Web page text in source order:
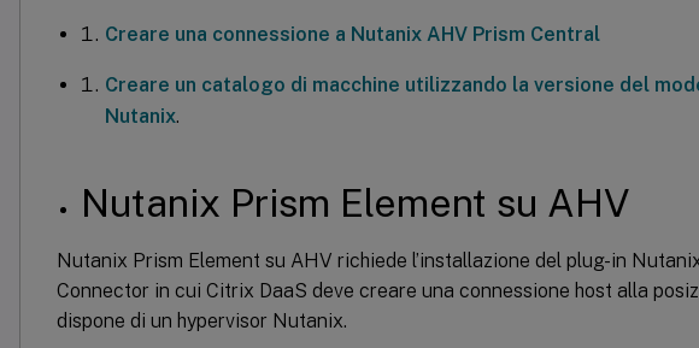
Creare una connessione a Nutanix AHV Prism Central
Creare un catalogo di macchine utilizzando la versione del
Nutanix.
Nutanix Prism Element su AHV
Nutanix Prism Element su AHV richiede l’installazione del plug-in
Connector in cui Citrix DaaS deve creare una connessione host alla
dispone di un hypervisor Nutanix.